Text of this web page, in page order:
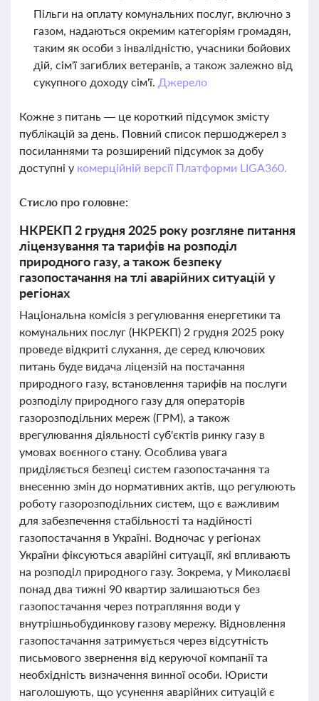
Пільги на оплату комунальних послуг, включно з
газом, надаються окремим категоріям громадян,
таким як особи з інвалідністю, учасники бойових
дій, сім'ї загиблих ветеранів, а також залежно від
сукупного доходу сім'ї. Джерело
Кожне з питань — це короткий підсумок змісту
публікацій за день. Повний список першоджерел з
посиланнями та розширений підсумок за добу
доступні у комерційній версії Платформи LIGA360.
Стисло про головне:
НКРЕКП 2 грудня 2025 року розгляне питання
ліцензування та тарифів на розподіл
природного газу, а також безпеку
газопостачання на тлі аварійних ситуацій у
регіонах
Національна комісія з регулювання енергетики та
комунальних послуг (НКРЕКП) 2 грудня 2025 року
проведе відкриті слухання, де серед ключових
питань буде видача ліцензій на постачання
природного газу, встановлення тарифів на послуги
розподілу природного газу для операторів
газорозподільних мереж (ГРМ), а також
врегулювання діяльності суб'єктів ринку газу в
умовах воєнного стану. Особлива увага
приділяється безпеці систем газопостачання та
внесенню змін до нормативних актів, що регулюють
роботу газорозподільних систем, що є важливим
для забезпечення стабільності та надійності
газопостачання в Україні. Водночас у регіонах
України фіксуються аварійні ситуації, які впливають
на розподіл природного газу. Зокрема, у Миколаєві
понад два тижні 90 квартир залишаються без
газопостачання через потрапляння води у
внутрішньобудинкову газову мережу. Відновлення
газопостачання затримується через відсутність
письмового звернення від керуючої компанії та
необхідність визначення винної особи. Юристи
наголошують, що усунення аварійних ситуацій є